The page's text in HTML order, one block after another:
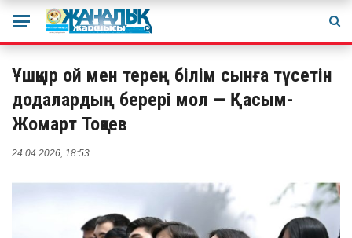
Ұшқыр ой мен терең білім сынға түсетін
додалардың берері мол — Қасым-
Жомарт Тоқаев
24.04.2026, 18:53